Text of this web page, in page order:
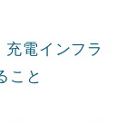
電インフラ
こと